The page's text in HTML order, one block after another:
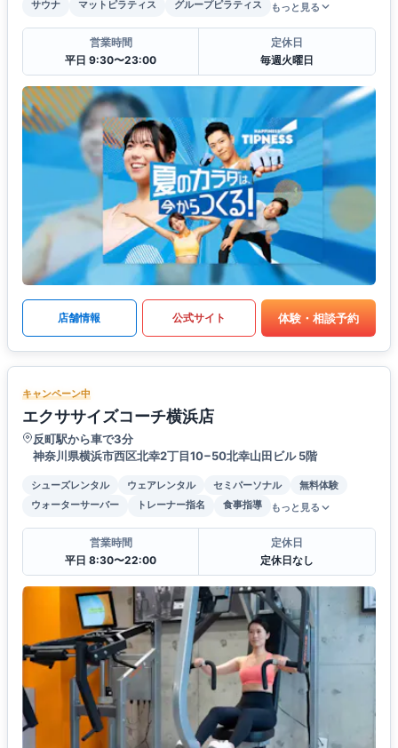
サウナ マットピラティス グループピラティス もっと見る
営業時間
平日 9:30〜23:00
定休日
毎週火曜日
店舗情報 公式サイト 体験・相談予約
キャンペーン中
エクササイズコーチ横浜店
反町駅から車で3分
神奈川県横浜市西区北幸2丁目10−50北幸山田ビル 5階
シューズレンタル ウェアレンタル セミパーソナル
無料体験
ウォーターサーバー
トレーナー指名 食事指導 もっと見る
営業時間
平日 8:30〜22:00
定休日
定休日なし